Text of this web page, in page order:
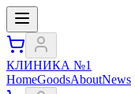
КЛИНИКА №1
HomeGoodsAboutNews